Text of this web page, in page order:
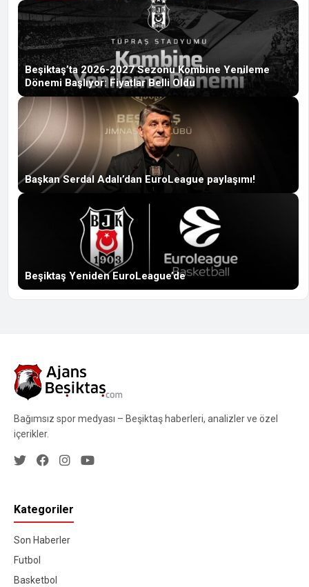
Beşiktaş’ta 2026-2027 Sezonu Kombine Yenileme
Dönemi Başlıyor: Fiyatlar Belli Oldu
Başkan Serdal Adalı’dan EuroLeague paylaşımı!
Beşiktaş Yeniden EuroLeague’de
Bağımsız spor medyası – Beşiktaş haberleri, analizler ve özel
içerikler.
Kategoriler
Son Haberler
Futbol
Basketbol